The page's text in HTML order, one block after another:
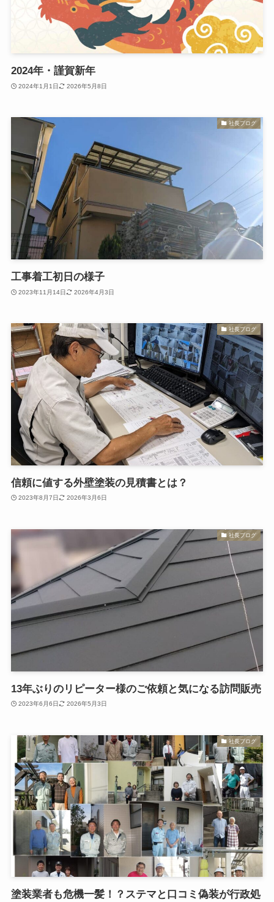
2024年・謹賀新年
2024年1月1日 2026年5月8日
社長ブログ
工事着工初日の様子
2023年11月14日 2026年4月3日
社長ブログ
信頼に値する外壁塗装の見積書とは？
2023年8月7日 2026年3月6日
社長ブログ
13年ぶりのリピーター様のご依頼と気になる訪問販売
2023年6月6日 2026年5月3日
社長ブログ
塗装業者も危機一髪！？ステマと口コミ偽装が行政処